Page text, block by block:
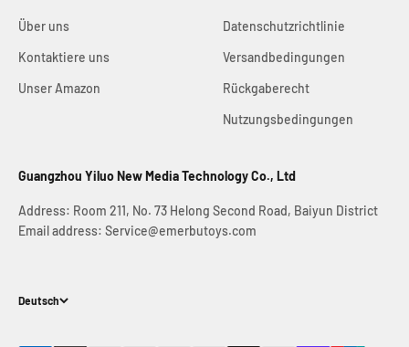
Über uns
Kontaktiere uns
Unser Amazon
Guangzhou Yiluo New Media Technology Co., Ltd
Address: Room 211, No. 73 Helong Second Road, Baiyun District
Email address: Service@emerbutoys.com
Datenschutzrichtlinie
Versandbedingungen
Rückgaberecht
Nutzungsbedingungen
Deutsch